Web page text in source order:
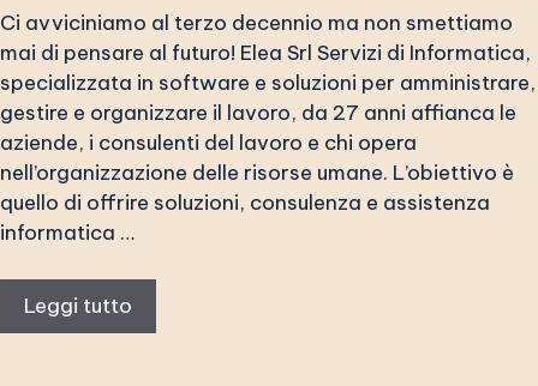
Ci avviciniamo al terzo decennio ma non smettiamo
mai di pensare al futuro! Elea Srl Servizi di Informatica,
specializzata in software e soluzioni per amministrare,
gestire e organizzare il lavoro, da 27 anni affianca le
aziende, i consulenti del lavoro e chi opera
nell’organizzazione delle risorse umane. L’obiettivo è
quello di offrire soluzioni, consulenza e assistenza
informatica …
Leggi tutto